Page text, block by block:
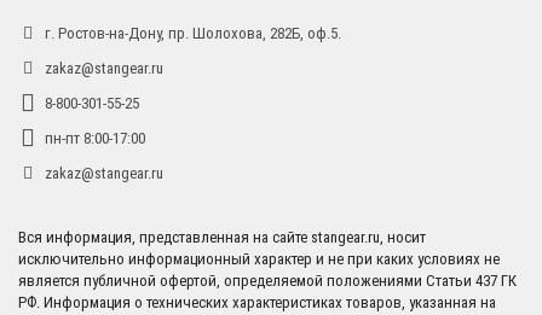
г. Ростов-на-Дону, пр. Шолохова, 282Б, оф.5.
zakaz@stangear.ru
8-800-301-55-25
пн-пт 8:00-17:00
zakaz@stangear.ru
Вся информация, представленная на сайте stangear.ru, носит
исключительно информационный характер и не при каких условиях не
является публичной офертой, определяемой положениями Статьи 437 ГК
РФ. Информация о технических характеристиках товаров, указанная на